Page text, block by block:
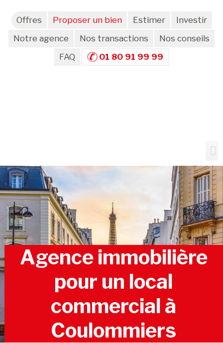
Offres Proposer un bien Estimer
Investir
Notre agence
Nos transactions
Nos conseils
FAQ
01 80 91 99 99
Agence immobilière
pour un local
commercial à
Coulommiers